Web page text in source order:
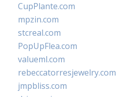
CupPlante.com
mpzin.com
stcreal.com
PopUpFlea.com
valueml.com
rebeccatorresjewelry.com
jmpbliss.com